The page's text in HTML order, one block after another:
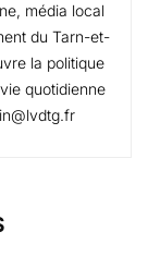
média local
du Tarn-et-
la politique
quotidienne